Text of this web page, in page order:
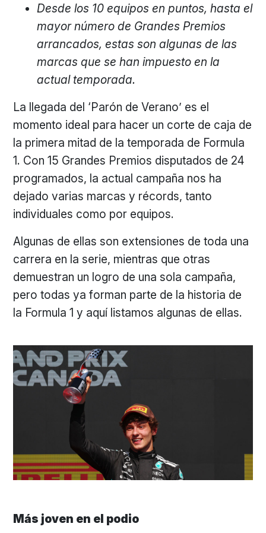
Desde los 10 equipos en puntos, hasta el
mayor número de Grandes Premios
arrancados, estas son algunas de las
marcas que se han impuesto en la
actual temporada.
La llegada del ‘Parón de Verano’ es el
momento ideal para hacer un corte de caja de
la primera mitad de la temporada de Formula
1. Con 15 Grandes Premios disputados de 24
programados, la actual campaña nos ha
dejado varias marcas y récords, tanto
individuales como por equipos.
Algunas de ellas son extensiones de toda una
carrera en la serie, mientras que otras
demuestran un logro de una sola campaña,
pero todas ya forman parte de la historia de
la Formula 1 y aquí listamos algunas de ellas.
Más joven en el podio